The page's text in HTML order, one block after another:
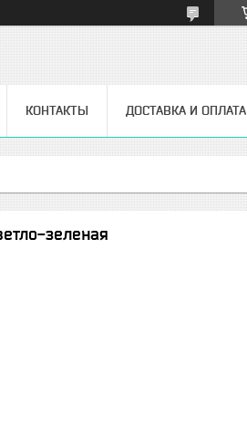
КОНТАКТЫ ДОСТАВКА И ОПЛАТА
зеленая